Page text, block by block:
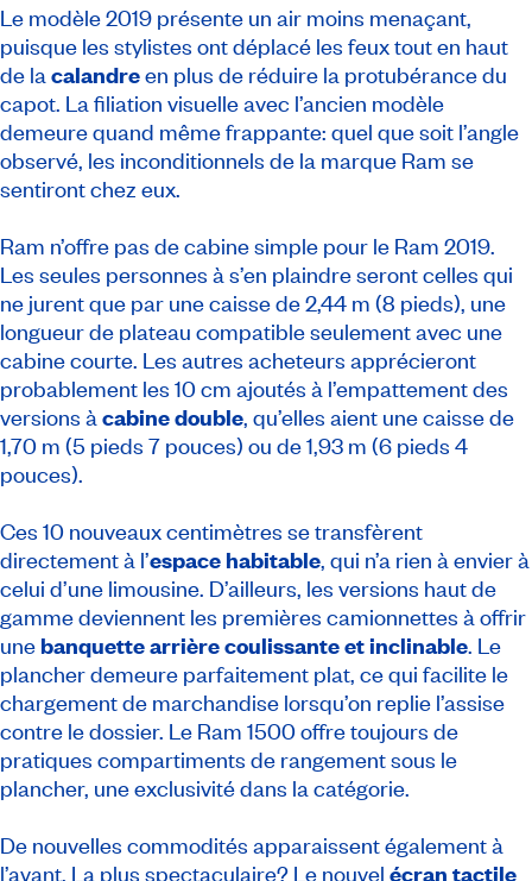
Le modèle 2019 présente un air moins menaçant,
puisque les stylistes ont déplacé les feux tout en haut
de la calandreen plus de réduire la protubérance du
capot. La filiation visuelle avec l’ancien modèle
demeure quand même frappante: quel que soit l’angle
observé, les inconditionnels de la marque Ram se
sentiront chez eux.
Ram n’offre pas de cabine simple pour le Ram 2019.
Les seules personnes à s’en plaindre seront celles qui
ne jurent que par une caisse de 2,44 m (8 pieds), une
longueur de plateau compatible seulement avec une
cabine courte. Les autres acheteurs apprécieront
probablement les 10 cm ajoutés à l’empattement des
versions à cabine double, qu’elles aient une caisse de
1,70 m (5 pieds 7 pouces) ou de 1,93 m (6 pieds 4
pouces).
Ces 10 nouveaux centimètres se transfèrent
directement à l’espace habitable, qui n’a rien à envier à
celui d’une limousine. D’ailleurs, les versions haut de
gamme deviennent les premières camionnettes à offrir
une banquette arrière coulissante et inclinable. Le
plancher demeure parfaitement plat, ce qui facilite le
chargement de marchandise lorsqu’on replie l’assise
contre le dossier. Le Ram 1500 offre toujours de
pratiques compartiments de rangement sous le
plancher, une exclusivité dans la catégorie.
De nouvelles commodités apparaissent également à
l’avant. La plus spectaculaire? Le nouvel écran tactile